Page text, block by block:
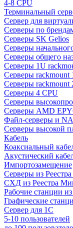
4-8 CPU
Терминальный
Сервер для
Серверы по
Серверы SK Gelios
Серверы
Серверы общего
Серверы 1U
Серверы rackmount
Серверы rackmount
Серверы 4 CPU
Серверы
Серверы AMD
Файл-серверы и
Серверы высокой
Кабель
Коаксиальный
Акустический
Импортозамещение
Серверы из
СХД из Реестра
Рабочие станции
Графические
Сервер для 1С
5-10 пользователей